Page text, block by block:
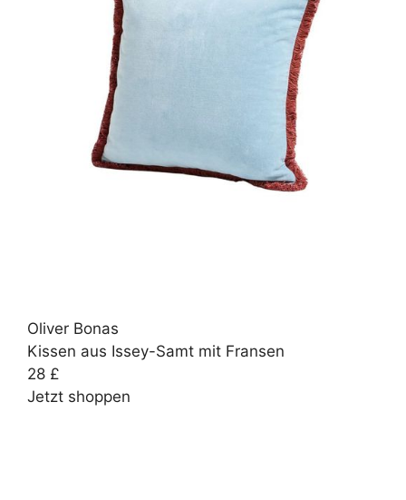
Oliver Bonas
Kissen aus Issey-Samt mit Fransen
28 £
Jetzt shoppen